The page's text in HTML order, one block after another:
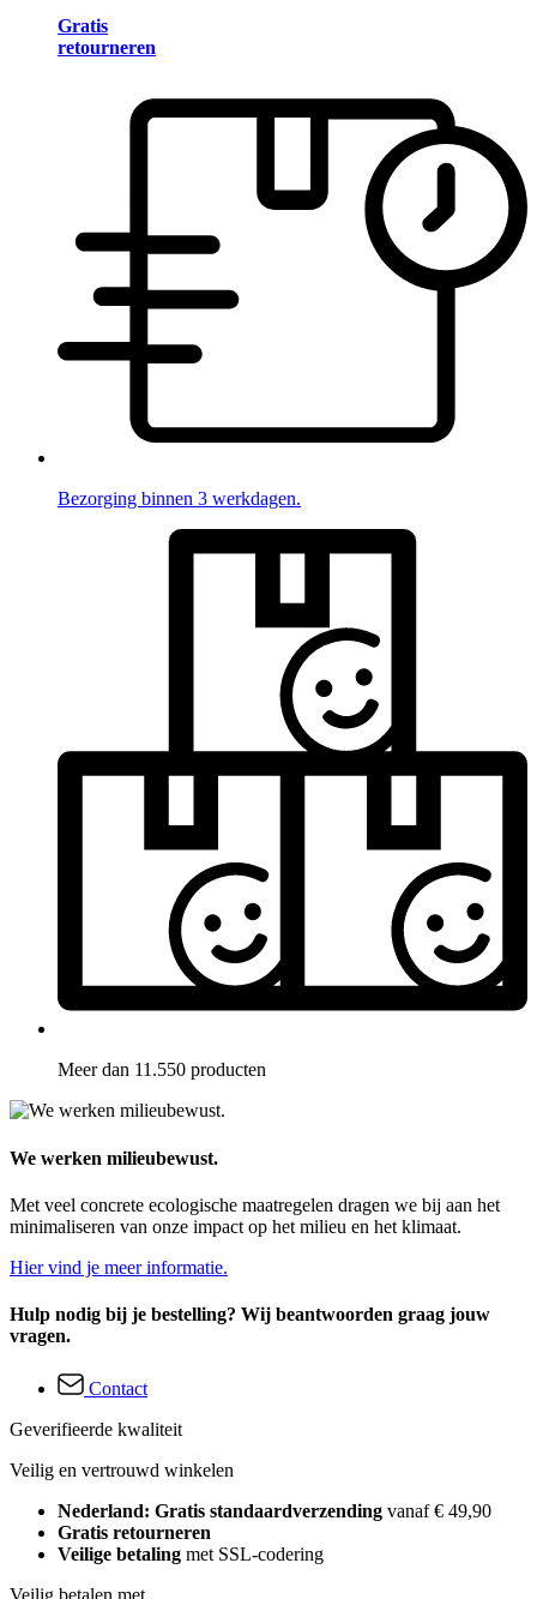
Gratis
retourneren
Bezorging binnen 3 werkdagen.
Meer dan 11.550 producten
We werken milieubewust.
Met veel concrete ecologische maatregelen dragen we bij aan het
minimaliseren van onze impact op het milieu en het klimaat.
Hier vind je meer informatie.
Hulp nodig bij je bestelling? Wij beantwoorden graag jouw
vragen.
Contact
Geverifieerde kwaliteit
Veilig en vertrouwd winkelen
Nederland: Gratis standaardverzending vanaf € 49,90
Gratis retourneren
Veilige betaling met SSL-codering
Veilig betalen met